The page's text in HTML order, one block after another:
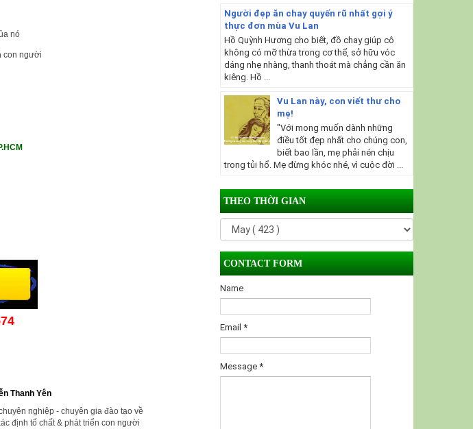
nó
con người
Thanh Yên
nghiệp - chuyên gia đào tạo về
định tố chất & phát triển con người
Người đẹp ăn chay quyến rũ nhất gợi ý
thực đơn mùa Vu Lan
Hồ Quỳnh Hương cho biết, đồ chay giúp cô
không có mỡ thừa trong cơ thể, sở hữu vóc
dáng nhẹ nhàng, thanh thoát mà chẳng cần ăn
kiêng. Hồ ...
Vu Lan này, con viết thư cho
mẹ!
"Với mong muốn dành những
điều tốt đẹp nhất cho chúng con,
biết bao lần, mẹ phải nén chịu
trong tủi hổ. Mẹ đừng khóc nhé, vì cuộc đời ...
THEO THỜI GIAN
CONTACT FORM
Name
Email *
Message *